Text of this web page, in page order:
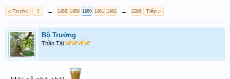
< Trước 1 ← 1958 1959 1960 1961 1962 → 2296 Tiếp >
Bộ Trưởng
Thần Tài